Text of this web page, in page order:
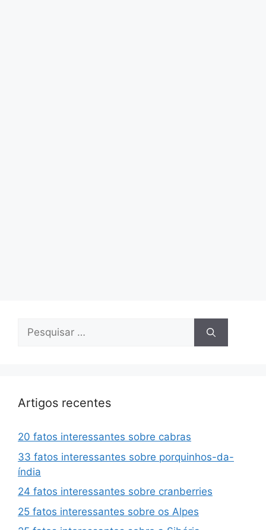
Pesquisar
Artigos recentes
20 fatos interessantes sobre cabras
33 fatos interessantes sobre porquinhos-da-
índia
24 fatos interessantes sobre cranberries
25 fatos interessantes sobre os Alpes